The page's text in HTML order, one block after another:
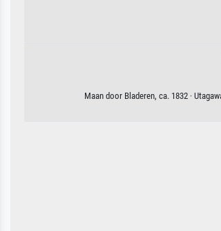
Maan door Bladeren, ca. 1832 ·